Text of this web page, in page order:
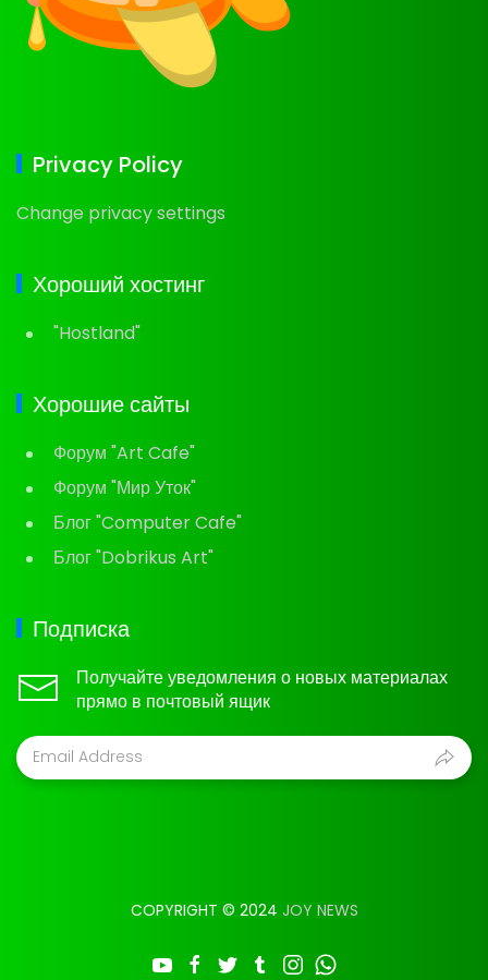
Privacy Policy
Change privacy settings
Хороший хостинг
"Hostland"
Хорошие сайты
Форум "Art Cafe"
Форум "Мир Уток"
Блог "Computer Cafe"
Блог "Dobrikus Art"
Подписка
Получайте уведомления о новых материалах
прямо в почтовый ящик
COPYRIGHT © 2024 JOY NEWS